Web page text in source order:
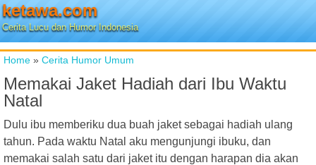
ketawa.com
Cerita Lucu dan Humor Indonesia
Home » Cerita Humor Umum
Memakai Jaket Hadiah dari Ibu Waktu
Natal
Dulu ibu memberiku dua buah jaket sebagai hadiah ulang
tahun. Pada waktu Natal aku mengunjungi ibuku, dan
memakai salah satu dari jaket itu dengan harapan dia akan